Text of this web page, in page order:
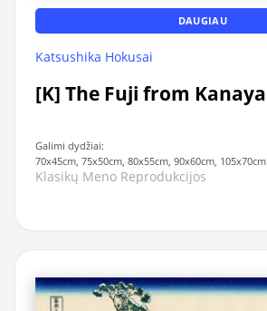
DAUGIAU
Katsushika Hokusai
[K] The Fuji from Kanaya
Galimi dydžiai:
70x45cm, 75x50cm, 80x55cm, 90x60cm, 105x70cm
Klasikų Meno Reprodukcijos